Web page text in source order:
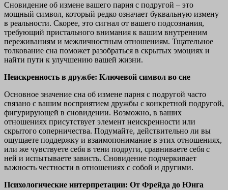
Сновидение об измене вашего парня с подругой – это
мощный символ, который редко означает буквальную измену
в реальности. Скорее, это сигнал от вашего подсознания,
требующий пристального внимания к вашим внутренним
переживаниям и межличностным отношениям. Тщательное
толкование сна поможет разобраться в скрытых эмоциях и
найти пути к улучшению вашей жизни.
Неискренность в дружбе: Ключевой символ во сне
Основное значение сна об измене парня с подругой часто
связано с вашим восприятием дружбы с конкретной подругой,
фигурирующей в сновидении. Возможно, в ваших
отношениях присутствует элемент неискренности или
скрытого соперничества. Подумайте, действительно ли вы
ощущаете поддержку и взаимопонимание в этих отношениях,
или же чувствуете себя в тени подруги, сравниваете себя с
ней и испытываете зависть. Сновидение подчеркивает
важность честности в отношениях с собой и другими.
Психологические интерпретации: От Фрейда до Юнга